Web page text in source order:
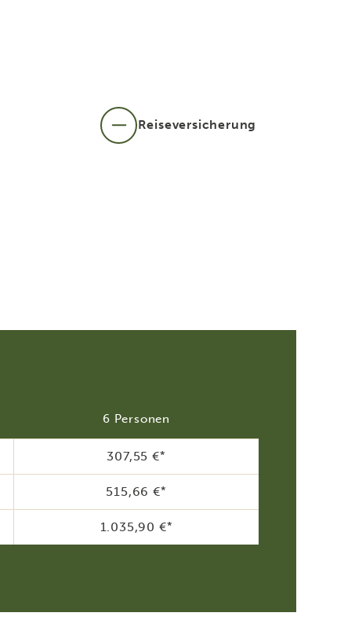
Reiseversicherung
6 Personen
307,55 €*
515,66 €*
1.035,90 €*